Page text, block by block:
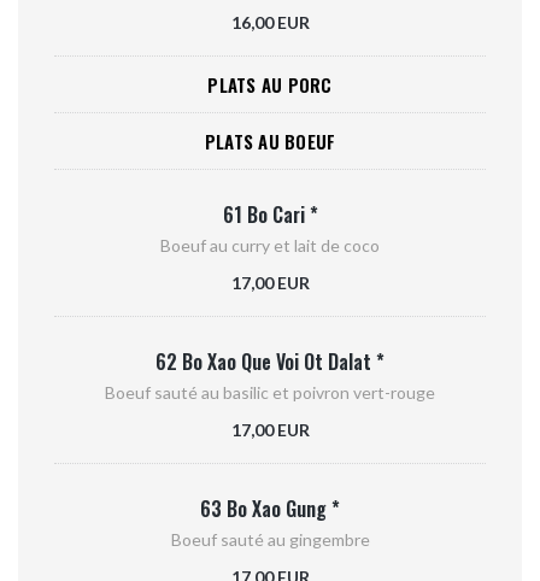
16,00 EUR
PLATS AU PORC
PLATS AU BOEUF
61 Bo Cari *
Boeuf au curry et lait de coco
17,00 EUR
62 Bo Xao Que Voi Ot Dalat *
Boeuf sauté au basilic et poivron vert-rouge
17,00 EUR
63 Bo Xao Gung *
Boeuf sauté au gingembre
17,00 EUR